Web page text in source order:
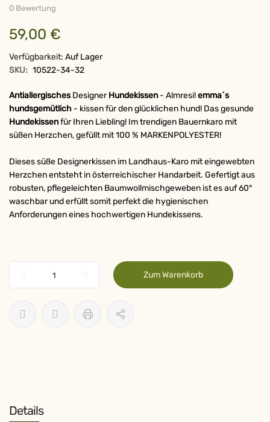
springen
0 Bewertung
59,00 €
Verfügbarkeit: Auf Lager
SKU: 10522-34-32
Antiallergisches DesignerHundekissen - Almresi!emma´s
hundsgemütlich - kissen für den glücklichen hund! Das gesunde
Hundekissenfür Ihren Liebling! Im trendigen Bauernkaro mit
süßen Herzchen, gefüllt mit 100 % MARKENPOLYESTER!
Dieses süße Designerkissen im Landhaus-Karo mit eingewebten
Herzchen entsteht in österreichischer Handarbeit. Gefertigt aus
robusten, pflegeleichten Baumwollmischgeweben ist es auf 60°
waschbar und erfüllt somit perfekt die hygienischen
Anforderungen eines hochwertigen Hundekissens.
Zum Warenkorb
Details